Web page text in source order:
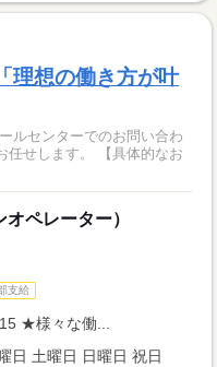
理想の働き方が叶
ルセンターでのお問い合わ
。 【具体的なお
ペレーター）
支給
★様々な働...
日 土曜日 日曜日 祝日